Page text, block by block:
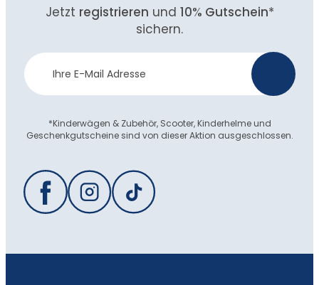
Jetzt registrieren und 10% Gutschein*
sichern.
Newsletter
Anmeldung
*Kinderwägen & Zubehör, Scooter, Kinderhelme und
Geschenkgutscheine sind von dieser Aktion ausgeschlossen.